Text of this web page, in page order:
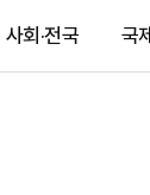
사회·전국 국제